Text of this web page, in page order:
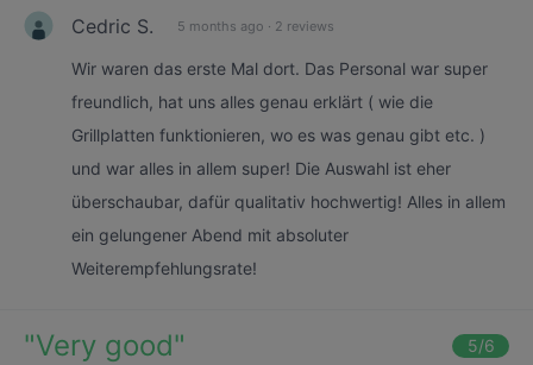
Cedric S. 5 months ago · 2 reviews
Wir waren das erste Mal dort. Das Personal war super
freundlich, hat uns alles genau erklärt ( wie die
Grillplatten funktionieren, wo es was genau gibt etc. )
und war alles in allem super! Die Auswahl ist eher
überschaubar, dafür qualitativ hochwertig! Alles in allem
ein gelungener Abend mit absoluter
Weiterempfehlungsrate!
"Very good" 5/6